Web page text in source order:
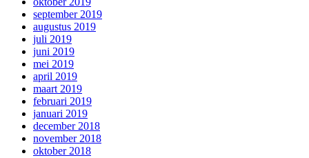
september 2019
augustus 2019
juli 2019
juni 2019
mei 2019
april 2019
maart 2019
februari 2019
januari 2019
december 2018
november 2018
oktober 2018